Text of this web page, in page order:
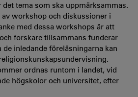
tema som ska uppmärksammas.
workshop och diskussioner i
med dessa workshops är att
forskare tillsammans funderar
inledande föreläsningarna kan
ordnas runtom i landet, vid
högskolor och universitet, efter